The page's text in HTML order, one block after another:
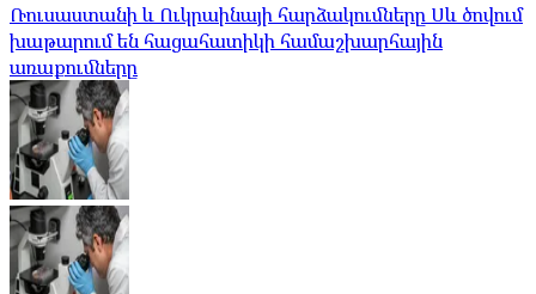
Ռուսաստանի և Ուկրաինայի հարձակումները Սև ծովում
խաթարում են հացահատիկի համաշխարհային
առաքումները